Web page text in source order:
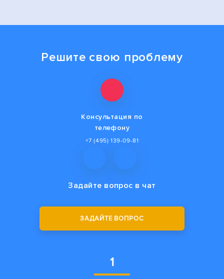
Решите свою проблему
Консультация по
телефону
+7 (495) 139-09-81
Задайте вопрос в чат
1
ЗАДАЙТЕ ВОПРОС